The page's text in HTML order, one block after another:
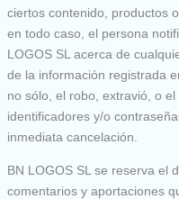
ciertos contenido, productos
en todo caso, el persona
LOGOS SL acerca de
de la información registrada
no sólo, el robo, extravió, o
identificadores y/o
inmediata cancelación.
BN LOGOS SL se reserva el
comentarios y aportaciones